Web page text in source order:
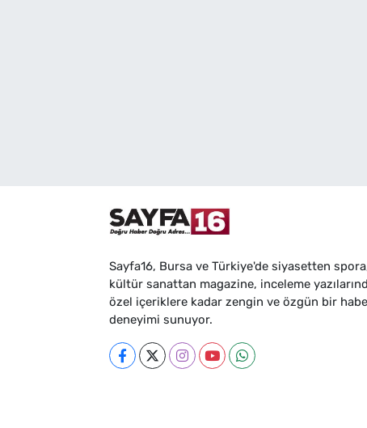
Sayfa16, Bursa ve Türkiye'de siyasetten
kültür sanattan magazine, inceleme
özel içeriklere kadar zengin ve özgün bir
deneyimi sunuyor.